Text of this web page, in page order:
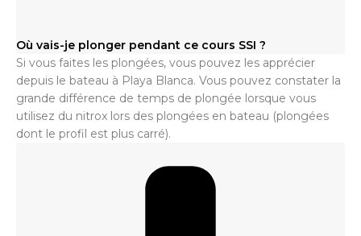
Où vais-je plonger pendant ce cours SSI ?
Si vous faites les plongées, vous pouvez les apprécier
depuis le bateau à Playa Blanca. Vous pouvez constater la
grande différence de temps de plongée lorsque vous
utilisez du nitrox lors des plongées en bateau (plongées
dont le profil est plus carré).